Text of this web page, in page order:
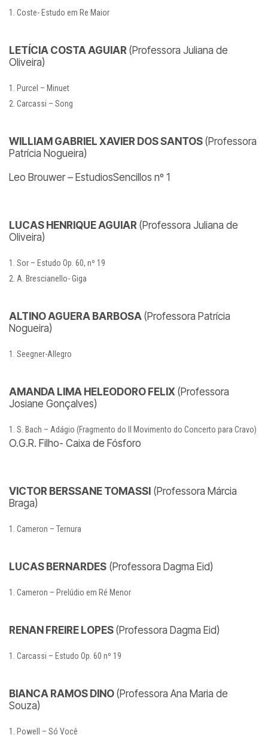
Coste- Estudo em Re Maior
LETÍCIA COSTA AGUIAR (Professora Juliana de
Oliveira)
Purcel – Minuet
Carcassi – Song
WILLIAM GABRIEL XAVIER DOS SANTOS (Professora
Patrícia Nogueira)
Leo Brouwer – EstudiosSencillos nº 1
LUCAS HENRIQUE AGUIAR (Professora Juliana de
Oliveira)
Sor – Estudo Op. 60, nº 19
A. Brescianello- Giga
ALTINO AGUERA BARBOSA (Professora Patrícia
Nogueira)
Seegner-Allegro
AMANDA LIMA HELEODORO FELIX (Professora
Josiane Gonçalves)
S. Bach – Adágio (Fragmento do II Movimento do Concerto para Cravo)
O.G.R. Filho- Caixa de Fósforo
VICTOR BERSSANE TOMASSI (Professora Márcia
Braga)
Cameron – Ternura
LUCAS BERNARDES (Professora Dagma Eid)
Cameron – Prelúdio em Ré Menor
RENAN FREIRE LOPES (Professora Dagma Eid)
Carcassi – Estudo Op. 60 nº 19
BIANCA RAMOS DINO (Professora Ana Maria de
Souza)
Powell – Só Você